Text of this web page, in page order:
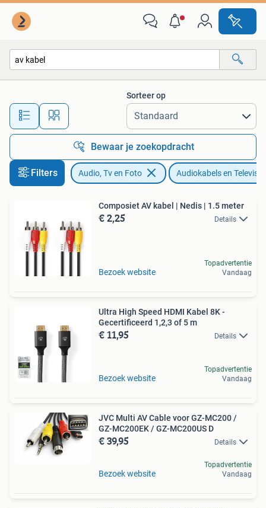
Alle afstanden…
Sorteer op
Bewaar je zoekopdracht
Filters Audio, Tv en Foto Audiokabels en
Composiet AV kabel | Nedis | 1.5 meter
€ 2,25 Details
Bezoek website
Topadvertentie
Vandaag
Ultra High Speed HDMI Kabel 8K -
Gecertificeerd 1,2,3 of 5 m
€ 11,95 Details
Bezoek website
Topadvertentie
Vandaag
JVC Multi AV Cable voor GZ-MC200 /
GZ-MC200EK / GZ-MC200US D
€ 39,95 Details
Bezoek website
Topadvertentie
Vandaag